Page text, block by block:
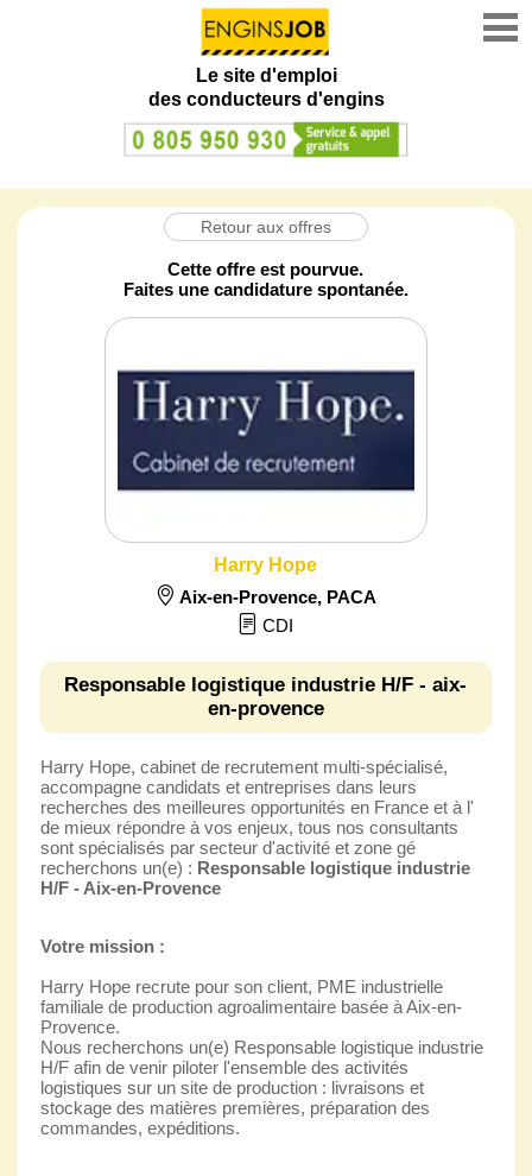
Le site d'emploi
des conducteurs d'engins
Retour aux offres
Cette offre est pourvue.
Faites une candidature spontanée.
Harry Hope
Aix-en-Provence, PACA
CDI
Responsable logistique industrie H/F - aix-
en-provence
Harry Hope, cabinet de recrutement multi-spécialisé,
accompagne candidats et entreprises dans leurs
recherches des meilleures opportunités en France et à l'
de mieux répondre à vos enjeux, tous nos consultants
sont spécialisés par secteur d'activité et zone gé
recherchons un(e) : Responsable logistique industrie
H/F - Aix-en-Provence
Votre mission :
Harry Hope recrute pour son client, PME industrielle
familiale de production agroalimentaire basée à Aix-en-
Provence.
Nous recherchons un(e) Responsable logistique industrie
H/F afin de venir piloter l'ensemble des activités
logistiques sur un site de production : livraisons et
stockage des matières premières, préparation des
commandes, expéditions.